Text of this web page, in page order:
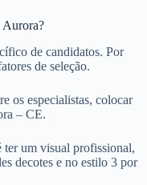
de candidatos. Por
de seleção.
os especialistas, colocar
– CE.
ter um visual profissional,
decotes e no estilo 3 por